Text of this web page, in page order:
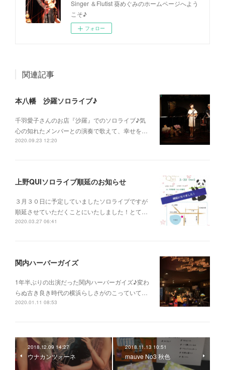
Singer ＆Flutist 葵めぐみのホームページへよう
こそ♪
フォロー
関連記事
本八幡 沙羅ソロライブ♪
千羽愛子さんのお店『沙羅』でのソロライブ♪気
心の知れたメンバーとの演奏で歌えて、幸せを…
2020.09.23 12:20
上野QUIソロライブ順延のお知らせ
３月３０日に予定していましたソロライブですが
順延させていただくことにいたしました！とて…
2020.03.27 06:41
関内ハーバーガイズ
1年半ぶりの出演だった関内ハーバーガイズ♪変わ
らぬ古き良き時代の横浜らしさがのこっていて…
2020.01.11 08:53
2018.12.09 14:27
ウナカンツォーネ
2018.11.13 10:51
mauve No3 秋色